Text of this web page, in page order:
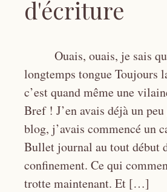
d'écriture
Ouais, ouais, je sais
longtemps tongue Toujours
c’est quand même une
Bref ! J’en avais déjà un
blog, j’avais commencé un
Bullet journal au tout début
confinement. Ce qui
trotte maintenant. Et […]